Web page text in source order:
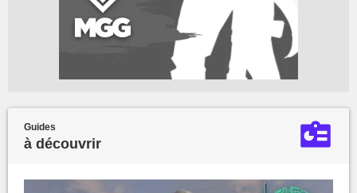
Guides
à découvrir